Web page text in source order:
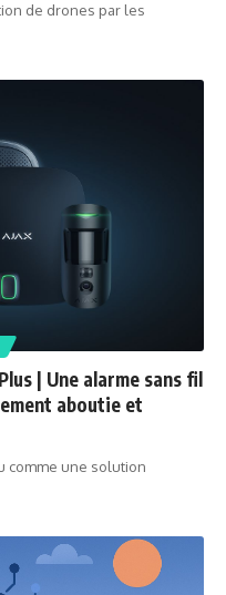
de drones par les
| Une alarme sans fil
aboutie et
comme une solution